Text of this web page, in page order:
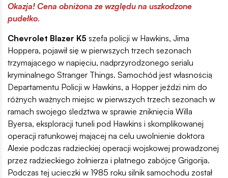
Okazja! Cena obniżona ze względu na uszkodzone
pudełko.
Chevrolet Blazer K5 szefa policji w Hawkins, Jima
Hoppera, pojawił się w pierwszych trzech sezonach
trzymającego w napięciu, nadprzyrodzonego serialu
kryminalnego Stranger Things. Samochód jest własnością
Departamentu Policji w Hawkins, a Hopper jeździ nim do
różnych ważnych miejsc w pierwszych trzech sezonach w
ramach swojego śledztwa w sprawie zniknięcia Willa
Byersa, eksploracji tuneli pod Hawkins i skomplikowanej
operacji ratunkowej mającej na celu uwolnienie doktora
Alexie podczas radzieckiej operacji wojskowej prowadzonej
przez radzieckiego żołnierza i płatnego zabójcę Grigorija.
Podczas tej ucieczki w 1985 roku silnik samochodu został